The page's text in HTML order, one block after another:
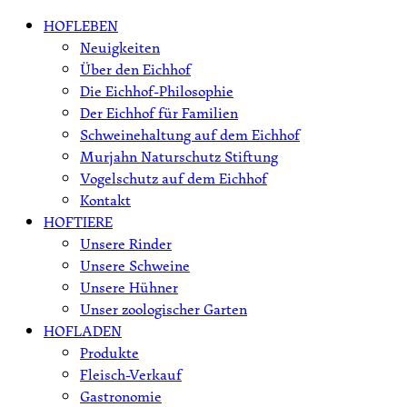
Skip HOFLEBEN
Neuigkeiten
Über den Eichhof
Die Eichhof-Philosophie
Der Eichhof für Familien
Schweinehaltung auf dem Eichhof
Murjahn Naturschutz Stiftung
Vogelschutz auf dem Eichhof
Kontakt
HOFTIERE
Unsere Rinder
Unsere Schweine
Unsere Hühner
Unser zoologischer Garten
HOFLADEN
Produkte
Fleisch-Verkauf
Gastronomie